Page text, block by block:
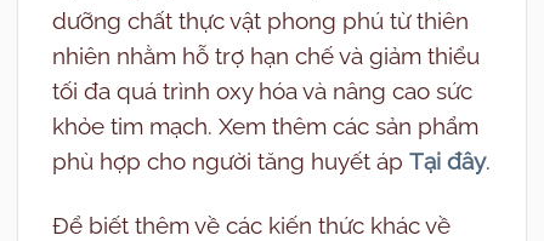
dưỡng chất thực vật phong phú từ thiên
nhiên nhằm hỗ trợ hạn chế và giảm thiểu
tối đa quá trình oxy hóa và nâng cao sức
khỏe tim mạch. Xem thêm các sản phẩm
phù hợp cho người tăng huyết ápTại đây.
Để biết thêm về các kiến thức khác về